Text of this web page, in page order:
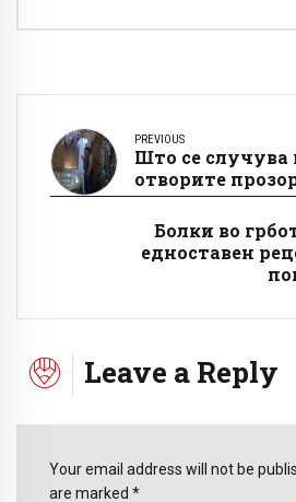
PREVIOUS
Што се случува
отворите
Болки во
едноставен
Leave a Reply
Your email address will not be
are marked *